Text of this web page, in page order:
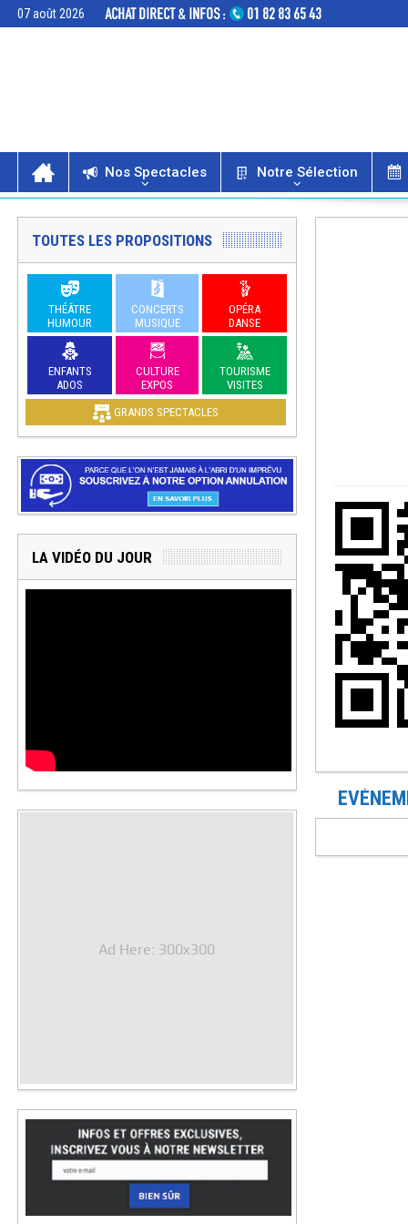
07 août 2026
Nos Spectacles Notre Sélection
TOUTES LES PROPOSITIONS
THÉÂTRE
HUMOUR
CONCERTS
MUSIQUE
OPÉRA
DANSE
ENFANTS
ADOS
CULTURE
EXPOS
TOURISME
VISITES
GRANDS SPECTACLES
LA VIDÉO DU JOUR
Ad Here: 300x300